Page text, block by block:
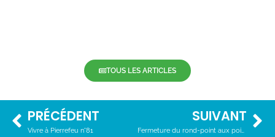
TOUS LES ARTICLES
PRÉCÉDENT
Vivre à Pierrefeu n°81
SUIVANT
Fermeture du rond-point aux poids lourds.